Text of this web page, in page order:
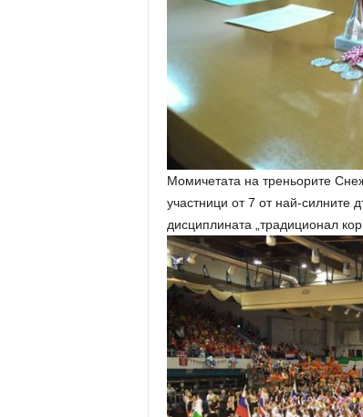
Момичетата на треньорите
участници от 7 от най-силните
дисциплината „традиционал